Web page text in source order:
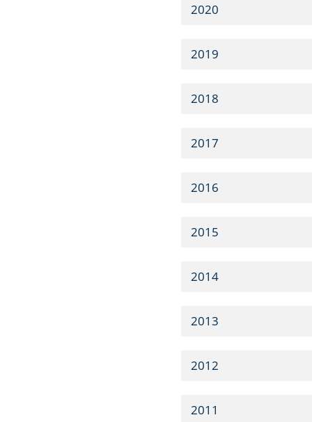
2020
2019
2018
2017
2016
2015
2014
2013
2012
2011